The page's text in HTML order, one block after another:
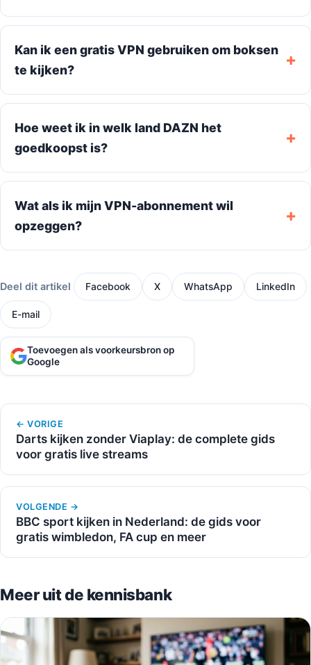
Kan ik een gratis VPN gebruiken om boksen
te kijken?
Hoe weet ik in welk land DAZN het
goedkoopst is?
Wat als ik mijn VPN-abonnement wil
opzeggen?
Deel dit artikel Facebook X WhatsApp LinkedIn
E-mail
Toevoegen als voorkeursbron op
Google
← VORIGE
Darts kijken zonder Viaplay: de complete gids
voor gratis live streams
VOLGENDE →
BBC sport kijken in Nederland: de gids voor
gratis wimbledon, FA cup en meer
Meer uit de kennisbank